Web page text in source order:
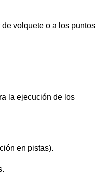
volquete o a los puntos
la ejecución de los
en pistas).